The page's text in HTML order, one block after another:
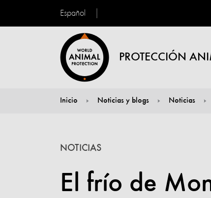
Español
PROTECCIÓN
Inicio Noticias y blogs Noticias
El frío de
NOTICIAS